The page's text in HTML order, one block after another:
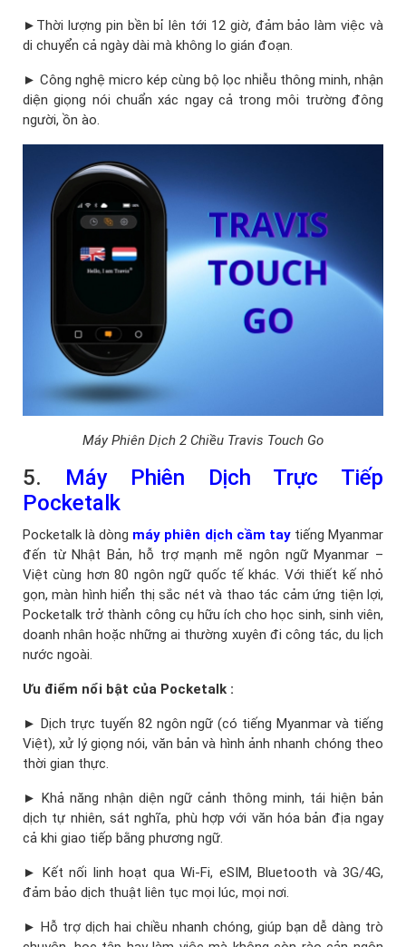
►Thời lượng pin bền bỉ lên tới 12 giờ, đảm bảo làm việc và
di chuyển cả ngày dài mà không lo gián đoạn.
► Công nghệ micro kép cùng bộ lọc nhiễu thông minh, nhận
diện giọng nói chuẩn xác ngay cả trong môi trường đông
người, ồn ào.
Máy Phiên Dịch 2 Chiều Travis Touch Go
5. Máy Phiên Dịch Trực Tiếp
Pocketalk
Pocketalk là dòng máy phiên dịch cầm taytiếng Myanmar
đến từ Nhật Bản, hỗ trợ mạnh mẽ ngôn ngữ Myanmar –
Việt cùng hơn 80 ngôn ngữ quốc tế khác. Với thiết kế nhỏ
gọn, màn hình hiển thị sắc nét và thao tác cảm ứng tiện lợi,
Pocketalk trở thành công cụ hữu ích cho học sinh, sinh viên,
doanh nhân hoặc những ai thường xuyên đi công tác, du lịch
nước ngoài.
Ưu điểm nổi bật của Pocketalk :
► Dịch trực tuyến 82 ngôn ngữ (có tiếng Myanmar và tiếng
Việt), xử lý giọng nói, văn bản và hình ảnh nhanh chóng theo
thời gian thực.
► Khả năng nhận diện ngữ cảnh thông minh, tái hiện bản
dịch tự nhiên, sát nghĩa, phù hợp với văn hóa bản địa ngay
cả khi giao tiếp bằng phương ngữ.
► Kết nối linh hoạt qua Wi-Fi, eSIM, Bluetooth và 3G/4G,
đảm bảo dịch thuật liên tục mọi lúc, mọi nơi.
► Hỗ trợ dịch hai chiều nhanh chóng, giúp bạn dễ dàng trò